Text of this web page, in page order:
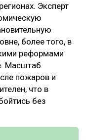
Эксперт
более того, в
реформами
Масштаб
пожаров и
что в
без